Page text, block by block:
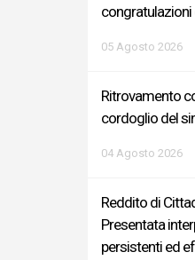
congratulazioni
05 Agosto 2026
Ritrovamento
cordoglio del
04 Agosto 2026
Reddito di
Presentata
persistenti ed